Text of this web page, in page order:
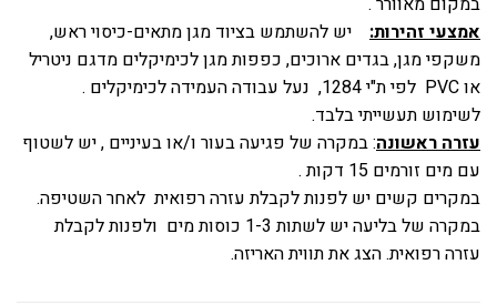
אמצעי זהירות: יש להשתמש בציוד מגן מתאים-כיסוי ראש,
משקפי מגן, בגדים ארוכים, כפפות מגן לכימיקלים מדגם ניטריל
או PVC לפי ת"י 1284, נעל עבודה העמידה לכימיקלים .
לשימוש תעשייתי בלבד.
עזרה ראשונה: במקרה של פגיעה בעור ו/או בעיניים , יש לשטוף
עם מים זורמים 15 דקות .
במקרים קשים יש לפנות לקבלת עזרה רפואית לאחר השטיפה.
במקרה של בליעה יש לשתות 1-3 כוסות מים ולפנות לקבלת
עזרה רפואית. הצג את תווית האריזה.